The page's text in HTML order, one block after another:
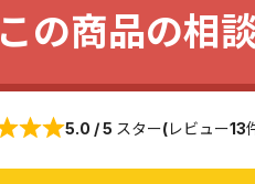
この商品の相
5.0 / 5 スター(レビュー13